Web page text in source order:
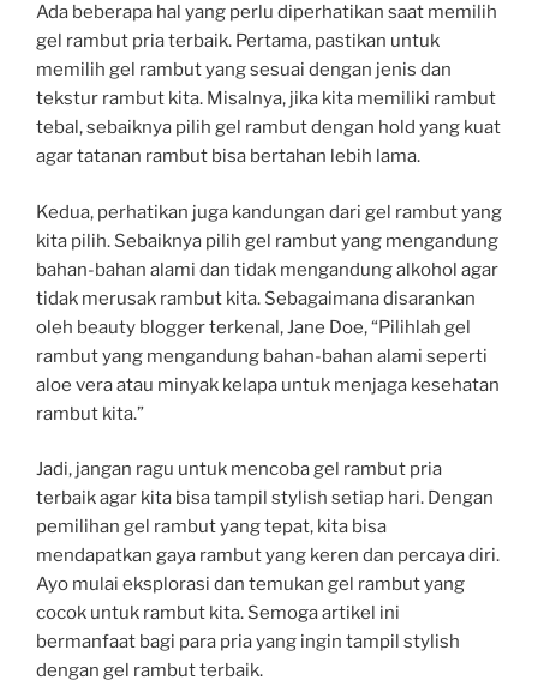
Ada beberapa hal yang perlu diperhatikan saat memilih
gel rambut pria terbaik. Pertama, pastikan untuk
memilih gel rambut yang sesuai dengan jenis dan
tekstur rambut kita. Misalnya, jika kita memiliki rambut
tebal, sebaiknya pilih gel rambut dengan hold yang kuat
agar tatanan rambut bisa bertahan lebih lama.
Kedua, perhatikan juga kandungan dari gel rambut yang
kita pilih. Sebaiknya pilih gel rambut yang mengandung
bahan-bahan alami dan tidak mengandung alkohol agar
tidak merusak rambut kita. Sebagaimana disarankan
oleh beauty blogger terkenal, Jane Doe, “Pilihlah gel
rambut yang mengandung bahan-bahan alami seperti
aloe vera atau minyak kelapa untuk menjaga kesehatan
rambut kita.”
Jadi, jangan ragu untuk mencoba gel rambut pria
terbaik agar kita bisa tampil stylish setiap hari. Dengan
pemilihan gel rambut yang tepat, kita bisa
mendapatkan gaya rambut yang keren dan percaya diri.
Ayo mulai eksplorasi dan temukan gel rambut yang
cocok untuk rambut kita. Semoga artikel ini
bermanfaat bagi para pria yang ingin tampil stylish
dengan gel rambut terbaik.